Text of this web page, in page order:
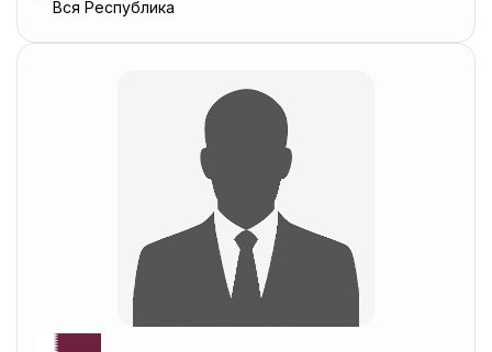
Вся Республика